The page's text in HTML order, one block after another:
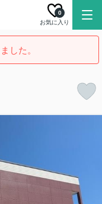
お気に入り
0
した。